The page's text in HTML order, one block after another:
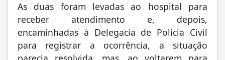
As duas foram levadas ao hospital para
receber atendimento e, depois,
encaminhadas à Delegacia de Polícia Civil
para registrar a ocorrência, a situação